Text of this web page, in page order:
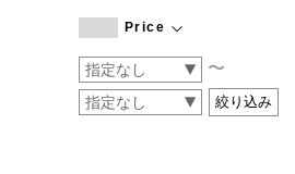
COGTHEBIGSMOKE
CONVERSE
DEAN & DELUCA
Price
〜